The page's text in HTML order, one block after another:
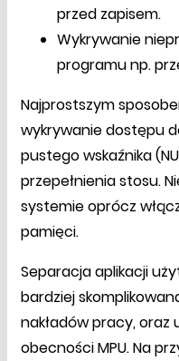
przed zapisem.
Wykrywanie
programu np.
Najprostszym
wykrywanie dostępu
pustego wskaźnika
przepełnienia stosu.
systemie oprócz
pamięci.
Separacja aplikacji
bardziej
nakładów pracy, oraz
obecności MPU. Na